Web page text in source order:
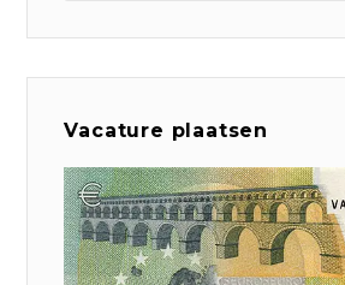
Vacature plaatsen